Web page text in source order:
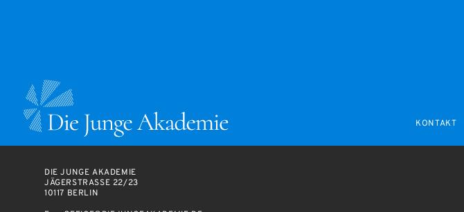
KONTAKT
DIE JUNGE AKADEMIE
JÄGERSTRASSE 22/23
10117 BERLIN